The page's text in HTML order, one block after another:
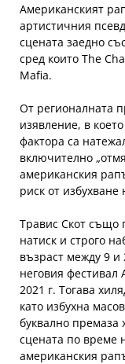
Американският
артистичния
сцената заедно
сред които The
Mafia.
От регионалната
изявление, в
фактора са
включително
американския
риск от
Травис Скот също
натиск и строго
възраст между 9 и
неговия фестивал
2021 г. Тогава
като избухна
буквално премаза
сцената по време
американския